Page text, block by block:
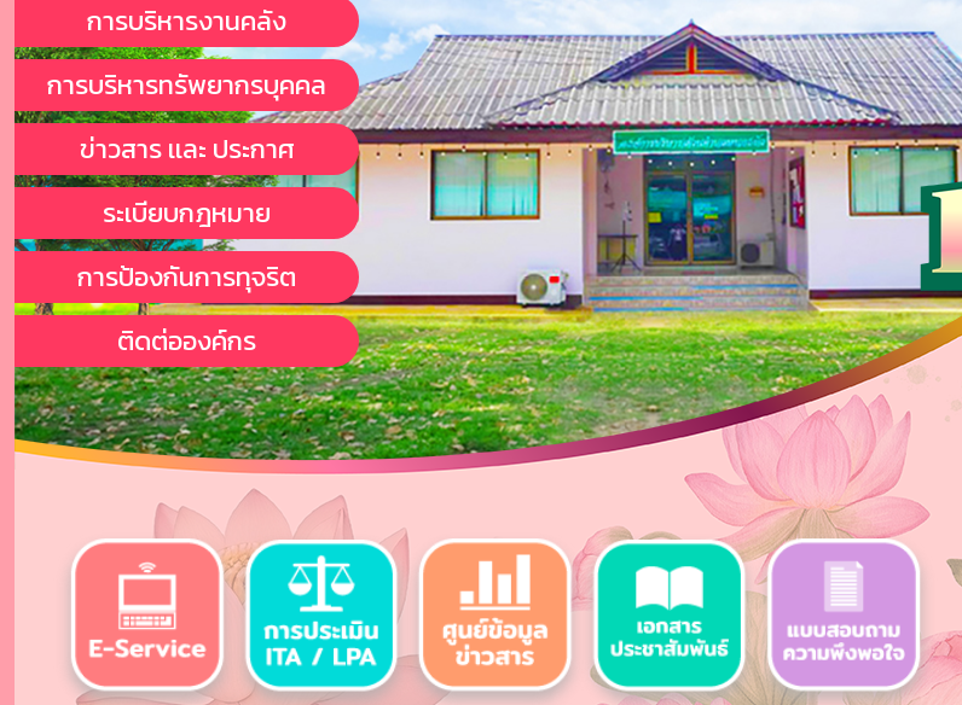
การบริหารงานคลัง
การบริหารทรัพยากรบุคคล
ข่าวสาร เเละ ประกาศ
ระเบียบกฎหมาย
การป้องกันการทุจริต
ติดต่อองค์กร